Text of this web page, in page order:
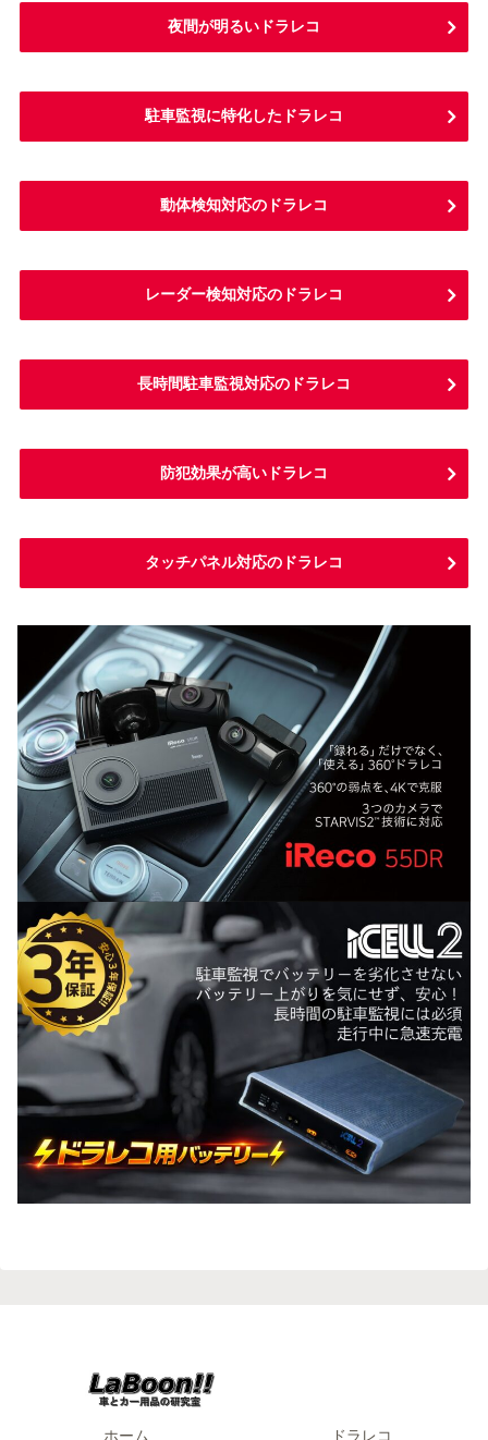
夜間が明るいドラレコ
駐車監視に特化したドラレコ
動体検知対応のドラレコ
レーダー検知対応のドラレコ
長時間駐車監視対応のドラレコ
防犯効果が高いドラレコ
タッチパネル対応のドラレコ
ホーム ドラレコ